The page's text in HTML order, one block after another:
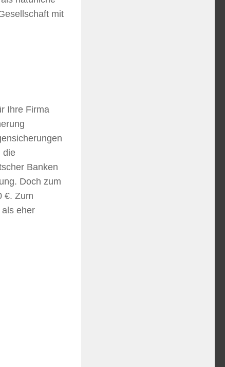
mit
Ihre Firma
die
Banken
Doch zum
€. Zum
eher